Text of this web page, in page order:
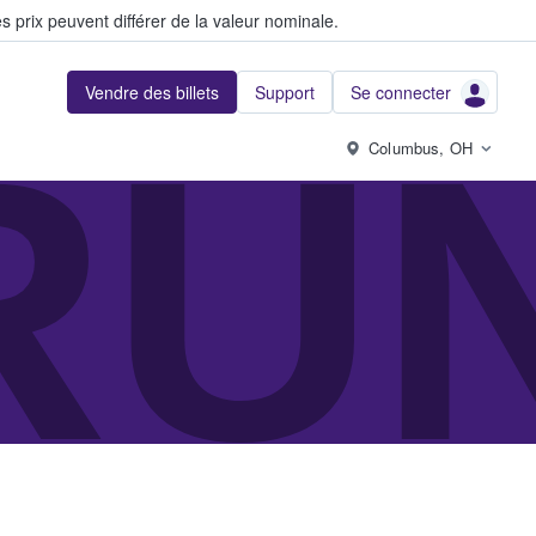
prix peuvent différer de la valeur nominale.
Vendre des billets Support Se connecter
Columbus, OH